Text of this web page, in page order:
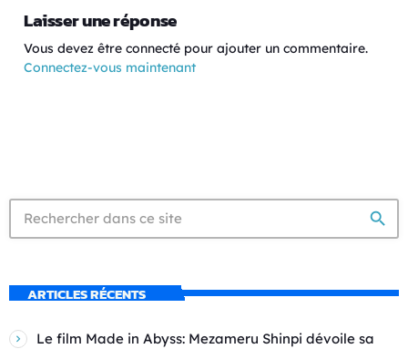
Laisser une réponse
Vous devez être connecté pour ajouter un commentaire.
Connectez-vous maintenant
search
ARTICLES RÉCENTS
Le film Made in Abyss: Mezameru Shinpi dévoile sa